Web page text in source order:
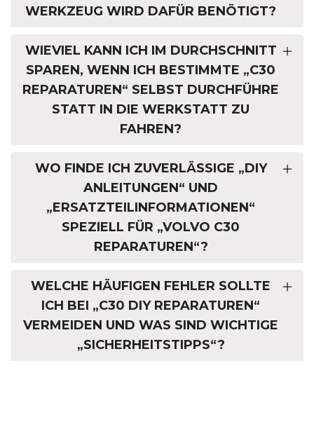
WERKZEUG WIRD DAFÜR BENÖTIGT?
WIEVIEL KANN ICH IM DURCHSCHNITT
SPAREN, WENN ICH BESTIMMTE „C30
REPARATUREN“ SELBST DURCHFÜHRE
STATT IN DIE WERKSTATT ZU
FAHREN?
WO FINDE ICH ZUVERLÄSSIGE „DIY
ANLEITUNGEN“ UND
„ERSATZTEILINFORMATIONEN“
SPEZIELL FÜR „VOLVO C30
REPARATUREN“?
WELCHE HÄUFIGEN FEHLER SOLLTE
ICH BEI „C30 DIY REPARATUREN“
VERMEIDEN UND WAS SIND WICHTIGE
„SICHERHEITSTIPPS“?